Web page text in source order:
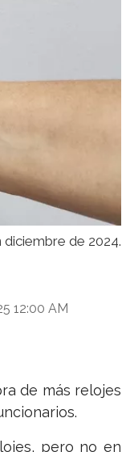
de 2024.
12:00 AM
de más relojes
pero no en